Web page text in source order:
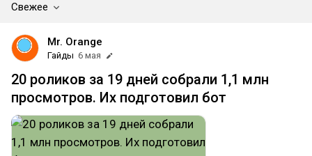
Свежее
Mr. Orange
Гайды 6 мая
20 роликов за 19 дней собрали 1,1 млн
просмотров. Их подготовил бот